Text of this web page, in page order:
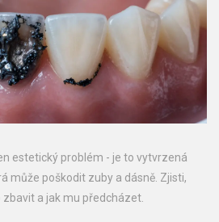
estetický problém - je to vytvrzená
může poškodit zuby a dásně. Zjisti,
zbavit a jak mu předcházet.